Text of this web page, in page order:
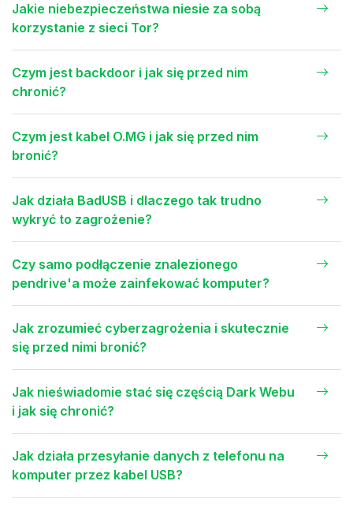
Jakie niebezpieczeństwa niesie za sobą
korzystanie z sieci Tor?
Czym jest backdoor i jak się przed nim
chronić?
Czym jest kabel O.MG i jak się przed nim
bronić?
Jak działa BadUSB i dlaczego tak trudno
wykryć to zagrożenie?
Czy samo podłączenie znalezionego
pendrive'a może zainfekować komputer?
Jak zrozumieć cyberzagrożenia i skutecznie
się przed nimi bronić?
Jak nieświadomie stać się częścią Dark Webu
i jak się chronić?
Jak działa przesyłanie danych z telefonu na
komputer przez kabel USB?